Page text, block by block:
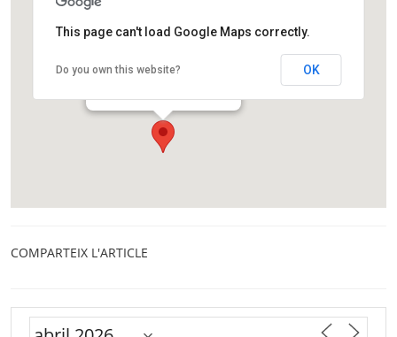
Passeig de Salvat Papasseit, 1,
This page can't load Google Maps correctly.
Do you own this website? OK
COMPARTEIX L'ARTICLE